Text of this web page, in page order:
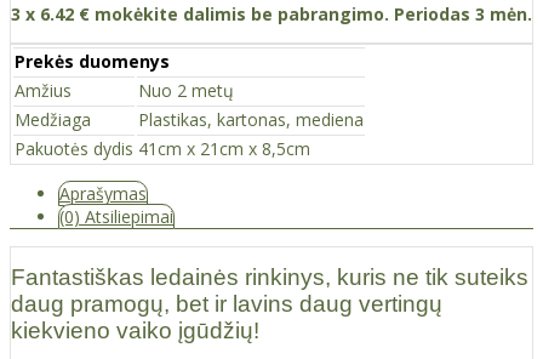
3 x 6.42 € mokėkite dalimis be pabrangimo. Periodas 3 mėn.
Prekės duomenys
Amžius
Nuo 2 metų
Medžiaga
Plastikas, kartonas, mediena
Pakuotės dydis 41cm x 21cm x 8,5cm
Aprašymas
(0) Atsiliepimai
Fantastiškas ledainės rinkinys, kuris ne tik suteiks
daug pramogų, bet ir lavins daug vertingų
kiekvieno vaiko įgūdžių!